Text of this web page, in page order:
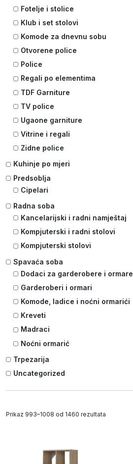
Fotelje i stolice
Klub i set stolovi
Komode za dnevnu sobu
Otvorene police
Police
Regali po elementima
TDF Garniture
TV police
Ugaone garniture
Vitrine i regali
Zidne police
Kuhinje po mjeri
Predsoblja
Cipelari
Radna soba
Kancelarijski i radni namještaj
Kompjuterski i radni stolovi
Kompjuterski stolovi
Spavaća soba
Dodaci za garderobere i ormare
Garderoberi i ormari
Komode, ladice i noćni ormarići
Kreveti
Madraci
Noćni ormarić
Trpezarija
Uncategorized
Prikaz 993–1008 od 1460 rezultata